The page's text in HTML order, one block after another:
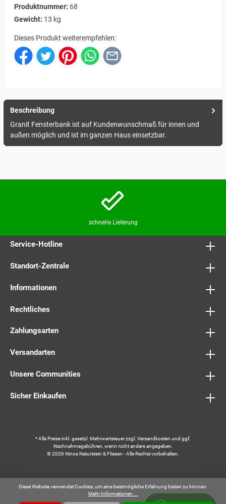
Produktnummer: 68
Gewicht: 13 kg
Dieses Produkt weiterempfehlen:
Beschreibung
Granit Fensterbank ist auf Kundenwunschmaß für innen und
außen möglich und ist im ganzen Haus einsetzbar.
schnelle Lieferung
Service-Hotline
Standort-Zentrale
Informationen
Rechtliches
Zahlungsarten
Versandarten
Unsere Communities
Sicher Einkaufen
* Alle Preise inkl. gesetzl. Mehrwertsteuer zzgl. Versandkosten und ggf.
Nachnahmegebühren, wenn nicht anders angegeben.
© 2026 Ninos Naturstein & Fliesen - Alle Rechte vorbehalten.
Diese Website verwendet Cookies, um eine bestmögliche Erfahrung bieten zu können.
Mehr Informationen ...